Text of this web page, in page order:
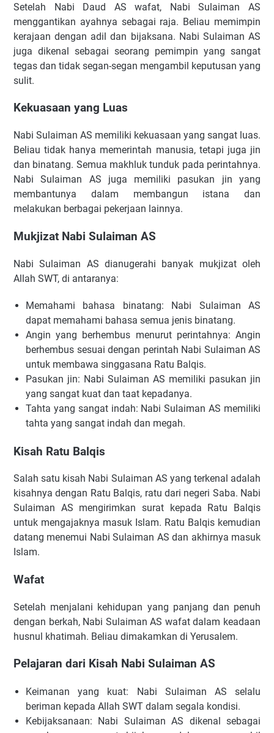
Setelah Nabi Daud AS wafat, Nabi Sulaiman AS
menggantikan ayahnya sebagai raja. Beliau memimpin
kerajaan dengan adil dan bijaksana. Nabi Sulaiman AS
juga dikenal sebagai seorang pemimpin yang sangat
tegas dan tidak segan-segan mengambil keputusan yang
sulit.
Kekuasaan yang Luas
Nabi Sulaiman AS memiliki kekuasaan yang sangat luas.
Beliau tidak hanya memerintah manusia, tetapi juga jin
dan binatang. Semua makhluk tunduk pada perintahnya.
Nabi Sulaiman AS juga memiliki pasukan jin yang
membantunya dalam membangun istana dan
melakukan berbagai pekerjaan lainnya.
Mukjizat Nabi Sulaiman AS
Nabi Sulaiman AS dianugerahi banyak mukjizat oleh
Allah SWT, di antaranya:
Memahami bahasa binatang: Nabi Sulaiman AS
dapat memahami bahasa semua jenis binatang.
Angin yang berhembus menurut perintahnya: Angin
berhembus sesuai dengan perintah Nabi Sulaiman AS
untuk membawa singgasana Ratu Balqis.
Pasukan jin: Nabi Sulaiman AS memiliki pasukan jin
yang sangat kuat dan taat kepadanya.
Tahta yang sangat indah: Nabi Sulaiman AS memiliki
tahta yang sangat indah dan megah.
Kisah Ratu Balqis
Salah satu kisah Nabi Sulaiman AS yang terkenal adalah
kisahnya dengan Ratu Balqis, ratu dari negeri Saba. Nabi
Sulaiman AS mengirimkan surat kepada Ratu Balqis
untuk mengajaknya masuk Islam. Ratu Balqis kemudian
datang menemui Nabi Sulaiman AS dan akhirnya masuk
Islam.
Wafat
Setelah menjalani kehidupan yang panjang dan penuh
dengan berkah, Nabi Sulaiman AS wafat dalam keadaan
husnul khatimah. Beliau dimakamkan di Yerusalem.
Pelajaran dari Kisah Nabi Sulaiman AS
Keimanan yang kuat: Nabi Sulaiman AS selalu
beriman kepada Allah SWT dalam segala kondisi.
Kebijaksanaan: Nabi Sulaiman AS dikenal sebagai